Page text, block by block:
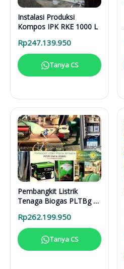
Instalasi Produksi
Kompos IPK RKE 1000 L
Rp247.139.950
Tanya CS
Pembangkit Listrik
Tenaga Biogas PLTBg 6-
Rp262.199.950
Tanya CS